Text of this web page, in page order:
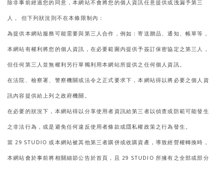
除非事前經過您的同意 ，本網站不會將您的個人資訊任意提供或洩漏予第三
人 ， 但下列狀況則不在本條限制內 ：
為提供本網站服務可能需要與第三人合作 ， 例如 ：寄送贈品、通知 、帳單等 ，
本網站有權利將您的個人資訊 ， 在必要範圍內提供予簽訂保密協定之第三人 ，
但任何第三人並無權利另行單獨利用本網站所提供之任何個人資訊。
在法院 、 檢察署、 警察機關或法令之正式要求下 ，本網站得以將必要之個人資
訊內容提供給上列之政府機關 。
在必要的狀況下 ， 本網站得以分享使用者資訊給第三者以偵查或防範可能發生
之非法行為 ，或是避免任何違反使用者條款或隱私權政策之行為發生 。
當 29 STUDIO或本網站被其他第三者購併或收購資產 ，導致經營權轉換時 ，
本網站會於事前將相關細節公告於首頁 ， 且 29 STUDIO 所擁有之全部或部分